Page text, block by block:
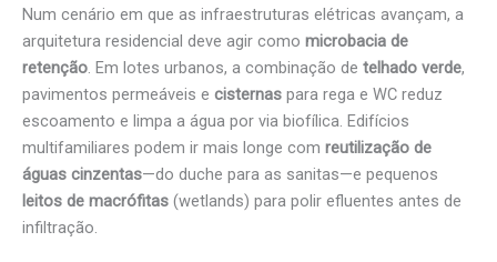
Num cenário em que as infraestruturas elétricas avançam, a
arquitetura residencial deve agir como microbacia de
retenção. Em lotes urbanos, a combinação de telhado verde,
pavimentos permeáveis e cisternas para rega e WC reduz
escoamento e limpa a água por via biofílica. Edifícios
multifamiliares podem ir mais longe com reutilização de
águas cinzentas—do duche para as sanitas—e pequenos
leitos de macrófitas (wetlands) para polir efluentes antes de
infiltração.